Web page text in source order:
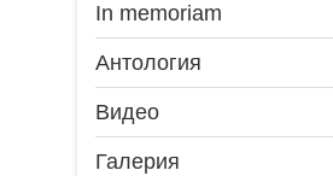
In memoriam
Антология
Видео
Галерия